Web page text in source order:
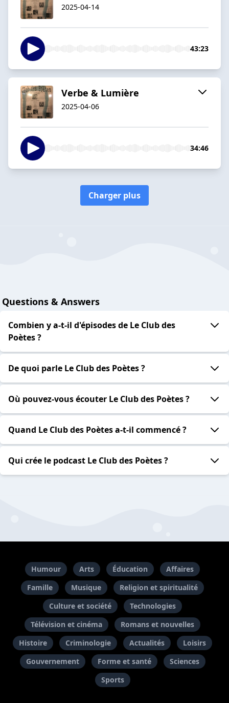
2025-04-14
43:23
Verbe & Lumière
2025-04-06
34:46
Charger plus
Questions & Answers
Combien y a-t-il d'épisodes de Le Club des
Poètes ?
De quoi parle Le Club des Poètes ?
Où pouvez-vous écouter Le Club des Poètes ?
Quand Le Club des Poètes a-t-il commencé ?
Qui crée le podcast Le Club des Poètes ?
Humour Arts Éducation
Affaires
Famille
Musique
Religion et spiritualité
Culture et société
Technologies
Télévision et cinéma
Romans et nouvelles
Histoire
Criminologie Actualités
Loisirs
Gouvernement
Forme et santé
Sciences
Sports